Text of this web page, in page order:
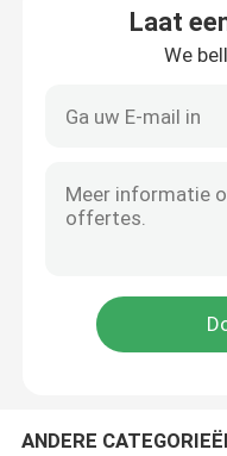
Het beschikbare
Laat
We
ANDERE